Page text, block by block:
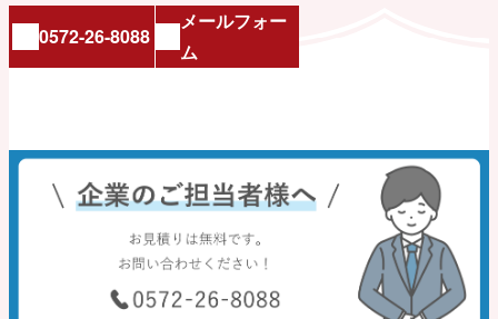
0572-26-8088
メールフォー
ム